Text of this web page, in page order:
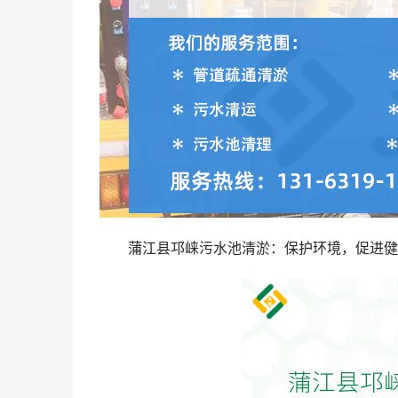
蒲江县邛崃污水池清淤：保护环境，促进